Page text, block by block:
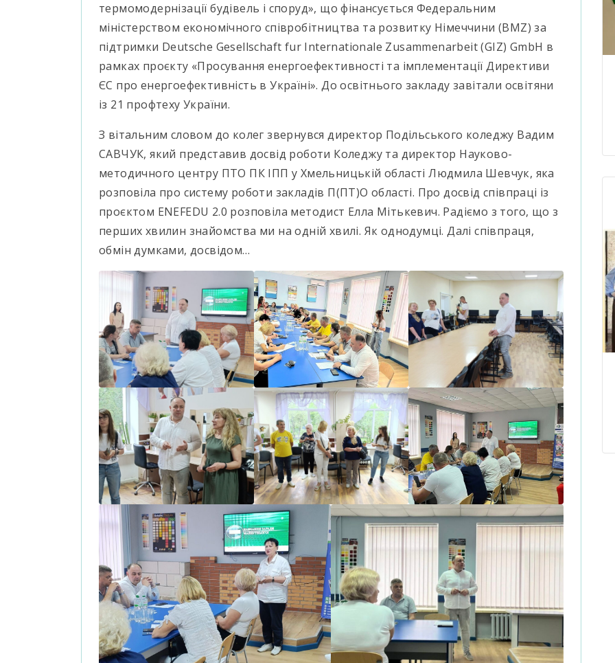
термомодернізації будівель і споруд», що фінансується Федеральним
міністерством економічного співробітництва та розвитку Німеччини (BMZ) за
підтримки Deutsche Gesellschaft fur Internationale Zusammenarbeit (GIZ) GmbH в
рамках проєкту «Просування енергоефективності та імплементації Директиви
ЄС про енергоефективність в Україні». До освітнього закладу завітали освітяни
із 21 профтеху України.
З вітальним словом до колег звернувся директор Подільського коледжу Вадим
САВЧУК, який представив досвід роботи Коледжу та директор Науково-
методичного центру ПТО ПК ІПП у Хмельницькій області Людмила Шевчук, яка
розповіла про систему роботи закладів П(ПТ)О області. Про досвід співпраці із
проєктом ENEFEDU 2.0 розповіла методист Елла Мітькевич. Радіємо з того, що з
перших хвилин знайомства ми на одній хвилі. Як однодумці. Далі співпраця,
обмін думками, досвідом…